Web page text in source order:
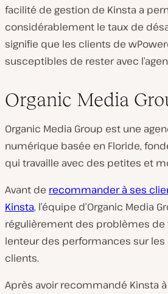
facilité de gestion de Kinsta a
considérablement le taux de
signifie que les clients de
susceptibles de rester avec
Organic Media
Organic Media Group est une
numérique basée en Floride,
qui travaille avec des petites et
Avant de recommander à ses
Kinsta, l’équipe d’Organic Media
régulièrement des problèmes de
lenteur des performances sur
clients.
Après avoir recommandé Kinsta